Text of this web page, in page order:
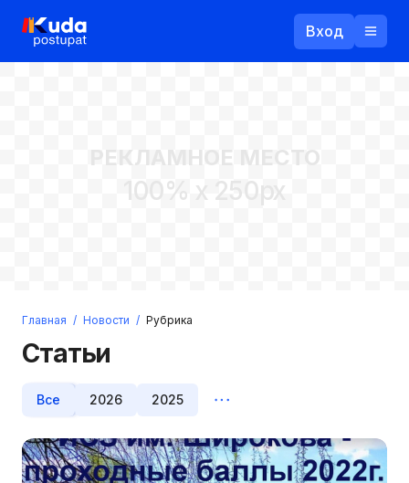
Вход
Войти
РЕКЛАМНОЕ МЕСТО
100% x 250px
Главная / Новости / Рубрика
Статьи
Все 2026 2025